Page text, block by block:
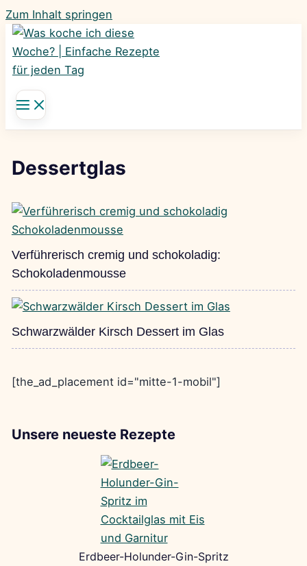
Zum Inhalt springen
Dessertglas
Verführerisch cremig und schokoladig:
Schokoladenmousse
Schwarzwälder Kirsch Dessert im Glas
[the_ad_placement id="mitte-1-mobil"]
Unsere neueste Rezepte
Erdbeer-Holunder-Gin-Spritz